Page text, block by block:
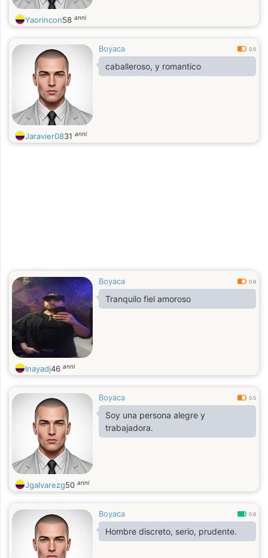
Yaorincon58 anni
Boyaca 0.5
caballeroso, y romantico
Jaravier0831 anni
Boyaca 0.6
Tranquilo fiel amoroso
Inayadj46 anni
Boyaca 0.5
Soy una persona alegre y
trabajadora.
Jgalvarezg50 anni
Boyaca 0.8
Hombre discreto, serio, prudente.